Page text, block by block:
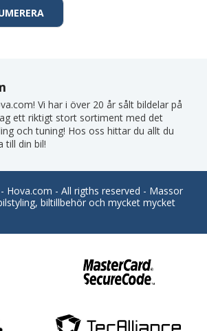
Vi har i över 20 år sålt bildelar på
ett riktigt stort sortiment med det
och tuning! Hos oss hittar du allt du
till din bil!
Hova.com - All rigths reserved - Massor
biltillbehör och mycket mycket